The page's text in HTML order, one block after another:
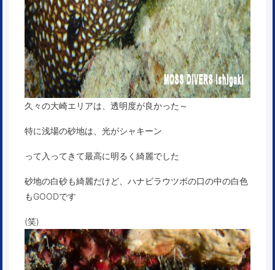
久々の大崎エリアは、透明度が良かった～
特に浅場の砂地は、光がシャキーン
って入ってきて最高に明るく綺麗でした
砂地の白砂も綺麗だけど、ハナビラウツボの口の中の白色
もGOODです
(笑)